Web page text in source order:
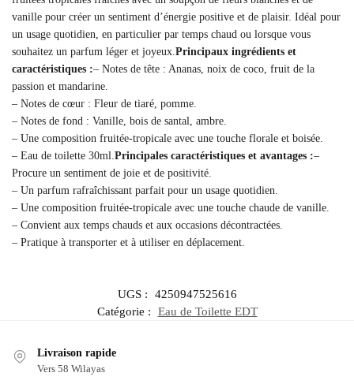
vanille pour créer un sentiment d’énergie positive et de plaisir. Idéal pour
un usage quotidien, en particulier par temps chaud ou lorsque vous
souhaitez un parfum léger et joyeux. Principaux ingrédients et
caractéristiques :– Notes de tête : Ananas, noix de coco, fruit de la
passion et mandarine.
– Notes de cœur : Fleur de tiaré, pomme.
– Notes de fond : Vanille, bois de santal, ambre.
– Une composition fruitée-tropicale avec une touche florale et boisée.
– Eau de toilette 30ml. Principales caractéristiques et avantages :–
Procure un sentiment de joie et de positivité.
– Un parfum rafraîchissant parfait pour un usage quotidien.
– Une composition fruitée-tropicale avec une touche chaude de vanille.
– Convient aux temps chauds et aux occasions décontractées.
– Pratique à transporter et à utiliser en déplacement.
UGS :
4250947525616
Catégorie :
Eau de Toilette EDT
Livraison rapide
Vers 58 Wilayas